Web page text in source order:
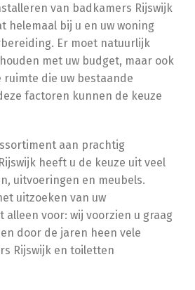
van badkamers Rijswijk
helemaal bij u en uw woning
Er moet natuurlijk
met uw budget, maar ook
ruimte die uw bestaande
factoren kunnen de keuze
aan prachtig
heeft u de keuze uit veel
uitvoeringen en meubels.
uitzoeken van uw
alleen voor: wij voorzien u graag
door de jaren heen vele
Rijswijk en toiletten